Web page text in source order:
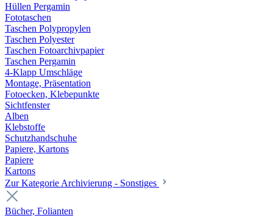
Hüllen Pergamin
Fototaschen
Taschen Polypropylen
Taschen Polyester
Taschen Fotoarchivpapier
Taschen Pergamin
4-Klapp Umschläge
Montage, Präsentation
Fotoecken, Klebepunkte
Sichtfenster
Alben
Klebstoffe
Schutzhandschuhe
Papiere, Kartons
Papiere
Kartons
Zur Kategorie Archivierung - Sonstiges
Bücher, Folianten